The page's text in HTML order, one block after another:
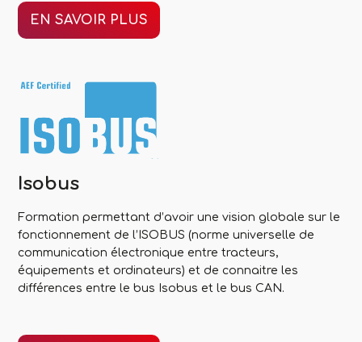
EN SAVOIR PLUS
Isobus
Formation permettant d’avoir une vision globale sur le
fonctionnement de l’ISOBUS (norme universelle de
communication électronique entre tracteurs,
équipements et ordinateurs) et de connaitre les
différences entre le bus Isobus et le bus CAN.